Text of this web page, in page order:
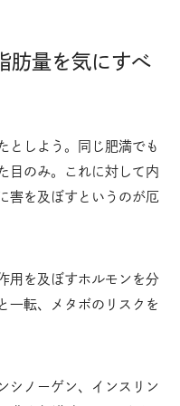
肪量を気にすべ
としよう。同じ肥満でも
目のみ。これに対して内
害を及ぼすというのが厄
用を及ぼすホルモンを分
一転、メタボのリスクを
シノーゲン、インスリン